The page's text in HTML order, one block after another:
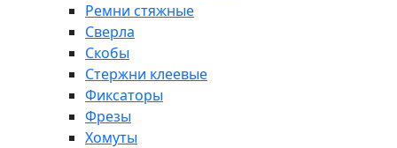
Ремни стяжные
Сверла
Скобы
Стержни клеевые
Фиксаторы
Фрезы
Хомуты